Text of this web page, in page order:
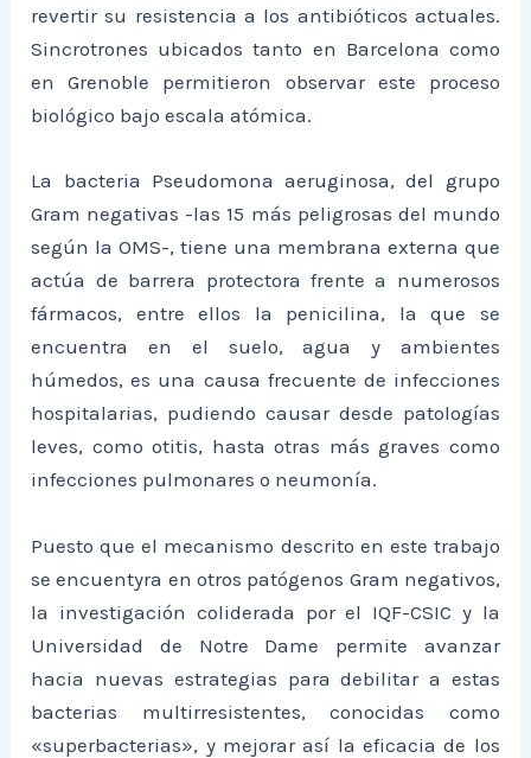
revertir su resistencia a los antibióticos actuales.
Sincrotrones ubicados tanto en Barcelona como
en Grenoble permitieron observar este proceso
biológico bajo escala atómica.
La bacteria Pseudomona aeruginosa, del grupo
Gram negativas -las 15 más peligrosas del mundo
según la OMS-, tiene una membrana externa que
actúa de barrera protectora frente a numerosos
fármacos, entre ellos la penicilina, la que se
encuentra en el suelo, agua y ambientes
húmedos, es una causa frecuente de infecciones
hospitalarias, pudiendo causar desde patologías
leves, como otitis, hasta otras más graves como
infecciones pulmonares o neumonía.
Puesto que el mecanismo descrito en este trabajo
se encuentyra en otros patógenos Gram negativos,
la investigación coliderada por el IQF-CSIC y la
Universidad de Notre Dame permite avanzar
hacia nuevas estrategias para debilitar a estas
bacterias multirresistentes, conocidas como
«superbacterias», y mejorar así la eficacia de los